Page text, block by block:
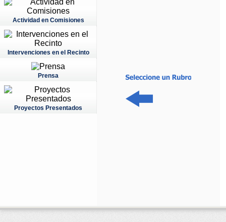
Actividad en Comisiones
Intervenciones en el Recinto
Prensa
Proyectos Presentados